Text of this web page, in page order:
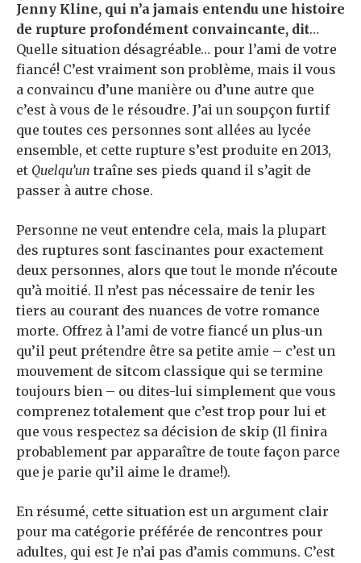
Jenny Kline, qui n’a jamais entendu une histoire
de rupture profondément convaincante, dit…
Quelle situation désagréable… pour l’ami de votre
fiancé! C’est vraiment son problème, mais il vous
a convaincu d’une manière ou d’une autre que
c’est à vous de le résoudre. J’ai un soupçon furtif
que toutes ces personnes sont allées au lycée
ensemble, et cette rupture s’est produite en 2013,
et Quelqu’un traîne ses pieds quand il s’agit de
passer à autre chose.
Personne ne veut entendre cela, mais la plupart
des ruptures sont fascinantes pour exactement
deux personnes, alors que tout le monde n’écoute
qu’à moitié. Il n’est pas nécessaire de tenir les
tiers au courant des nuances de votre romance
morte. Offrez à l’ami de votre fiancé un plus-un
qu’il peut prétendre être sa petite amie – c’est un
mouvement de sitcom classique qui se termine
toujours bien – ou dites-lui simplement que vous
comprenez totalement que c’est trop pour lui et
que vous respectez sa décision de skip (Il finira
probablement par apparaître de toute façon parce
que je parie qu’il aime le drame!).
En résumé, cette situation est un argument clair
pour ma catégorie préférée de rencontres pour
adultes, qui est Je n’ai pas d’amis communs. C’est